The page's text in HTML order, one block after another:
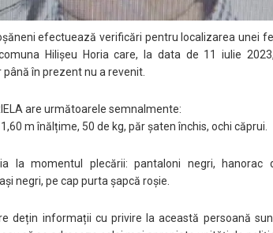
efectuează verificări pentru localizarea unei
Hilișeu Horia care, la data de 11 iulie
până în prezent nu a revenit.
are următoarele semnalmente:
m înălțime, 50 de kg, păr șaten închis, ochi căprui.
la momentul plecării: pantaloni negri, hanorac
negri, pe cap purta șapcă roșie.
dețin informații cu privire la această persoană